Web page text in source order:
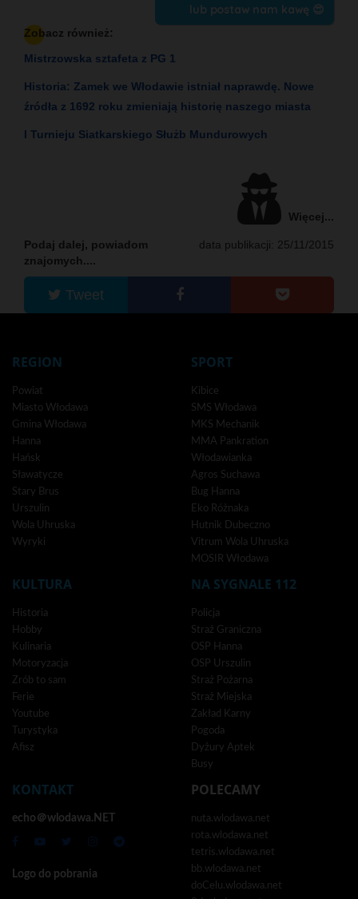
lub postaw nam kawę 😍
Zobacz również:
Mistrzowska sztafeta z PG 1
Historia: Zamek we Włodawie istniał naprawdę. Nowe
źródła z 1692 roku zmieniają historię naszego miasta
I Turnieju Siatkarskiego Służb Mundurowych
Więcej...
data publikacji: 25/11/2015
Podaj dalej, powiadom
znajomych....
Tweet
REGION
Powiat
Miasto Włodawa
Gmina Włodawa
Hanna
Hańsk
Sławatycze
Stary Brus
Urszulin
Wola Uhruska
Wyryki
SPORT
Kibice
SMS Włodawa
MKS Mechanik
MMA Pankration
Włodawianka
Agros Suchawa
Bug Hanna
Eko Różnaka
Hutnik Dubeczno
Vitrum Wola Uhruska
MOSIR Włodawa
KULTURA
Historia
Hobby
Kulinaria
Motoryzacja
Zrób to sam
Ferie
Youtube
Turystyka
Afisz
NA SYGNALE 112
Policja
Straż Graniczna
OSP Hanna
OSP Urszulin
Straż Pożarna
Straż Miejska
Zakład Karny
Pogoda
Dyżury Aptek
Busy
KONTAKT
echo＠wlodawa.NET
Logo do pobrania
POLECAMY
nuta.wlodawa.net
rota.wlodawa.net
tetris.wlodawa.net
bb.wlodawa.net
doCelu.wlodawa.net